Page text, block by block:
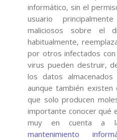
informático, sin el
usuario
maliciosos sobre el
habitualmente,
por otros infectados
virus pueden destruir,
los datos
aunque también
que solo producen
importante conocer qué
muy en cuenta a
mantenimiento